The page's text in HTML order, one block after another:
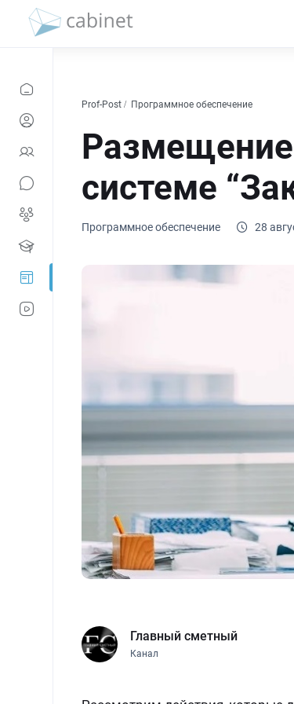
Prof-Post Программное обеспечение
системе
Программное обеспечение 28
Главный сметный
Канал